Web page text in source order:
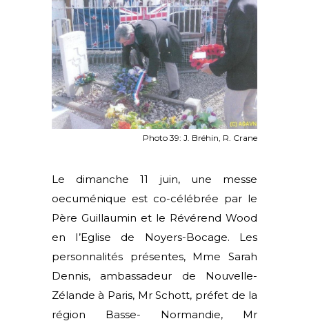
Photo 39: J. Bréhin, R. Crane
Le dimanche 11 juin, une messe
oecuménique est co-célébrée par le
Père Guillaumin et le Révérend Wood
en I’Eglise de Noyers-Bocage. Les
personnalités présentes, Mme Sarah
Dennis, ambassadeur de Nouvelle-
Zélande à Paris, Mr Schott, préfet de la
région Basse- Normandie, Mr